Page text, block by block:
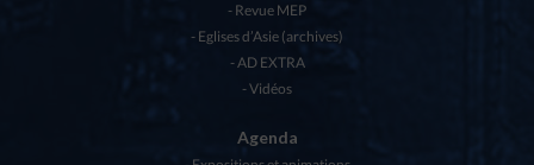
Revue MEP
Eglises d’Asie (archives)
AD EXTRA
Vidéos
Agenda